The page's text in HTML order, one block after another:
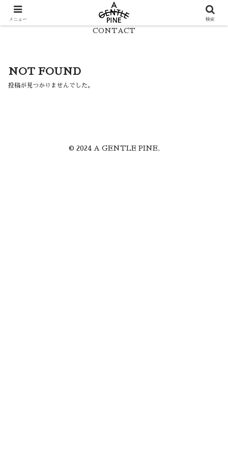
CONTACT
NOT FOUND
投稿が見つかりませんでした。
© 2024 A GENTLE PINE.
メニュー 検索